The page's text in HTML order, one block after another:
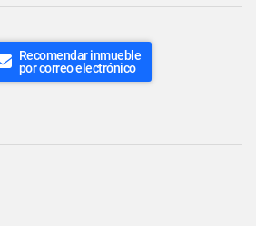
Recomendar inmueble
por correo electrónico